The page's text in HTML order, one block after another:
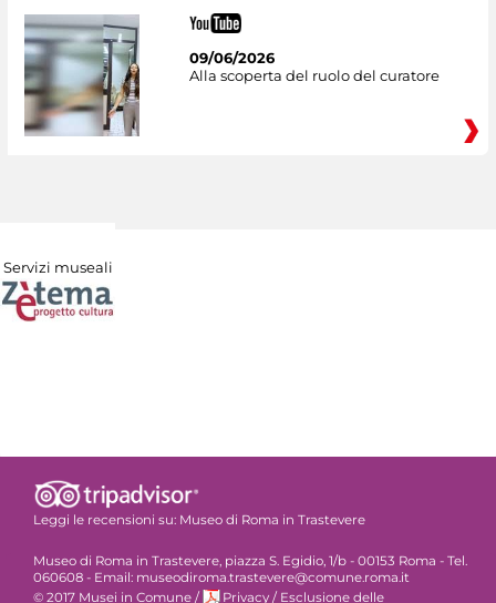
09/06/2026
Alla scoperta del ruolo del curatore
Servizi museali
Leggi le recensioni su: Museo di Roma in Trastevere
Museo di Roma in Trastevere, piazza S. Egidio, 1/b - 00153 Roma - Tel.
060608 - Email: museodiroma.trastevere@comune.roma.it
© 2017 Musei in Comune / Privacy / Esclusione delle